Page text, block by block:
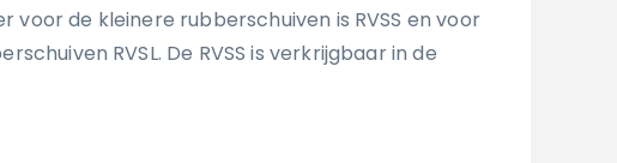
voor de kleinere rubberschuiven is RVSS en voor
RVSL. De RVSS is verkrijgbaar in de